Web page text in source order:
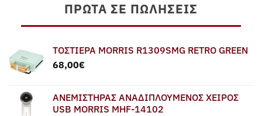
ΠΡΏΤΑ ΣΕ ΠΩΛΉΣΕΙΣ
ΤΟΣΤΙΕΡΑ MORRIS R1309SMG RETRO GREEN
68,00€
ΑΝΕΜΙΣΤΗΡΑΣ ΑΝΑΔΙΠΛΟΥΜΕΝΟΣ ΧΕΙΡΟΣ
USB MORRIS MHF-14102